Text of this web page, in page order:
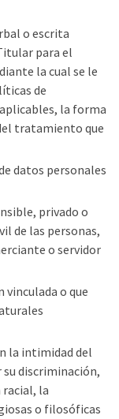
o escrita
para el
la cual se le
de
la forma
tratamiento que
datos personales
privado o
de las personas,
o servidor
o que
la intimidad del
su discriminación,
la
o filosóficas